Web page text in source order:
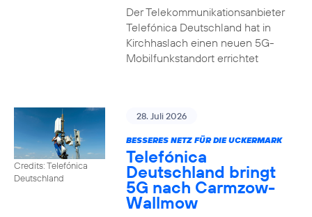
Der Telekommunikationsanbieter
Telefónica Deutschland hat in
Kirchhaslach einen neuen 5G-
Mobilfunkstandort errichtet
Credits: Telefónica
Deutschland
28. Juli 2026
BESSERES NETZ FÜR DIE UCKERMARK
Telefónica
Deutschland bringt
5G nach Carmzow-
Wallmow